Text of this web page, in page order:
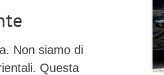
Non siamo di
Questa